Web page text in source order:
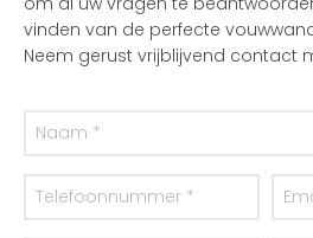
vinden van de perfecte
Neem gerust vrijblijvend contact